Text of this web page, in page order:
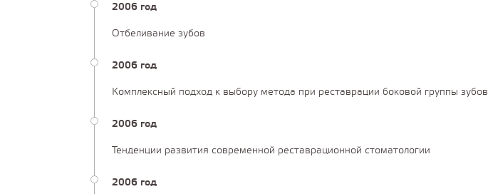
2006 год
Отбеливание зубов
2006 год
Комплексный подход к выбору метода при реставрации боковой группы зубов
2006 год
Тенденции развития современной реставрационной стоматологии
2006 год